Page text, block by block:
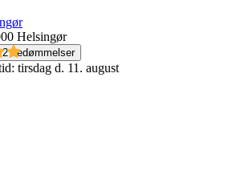
Helsingør
2 bedømmelser
tirsdag d. 11. august